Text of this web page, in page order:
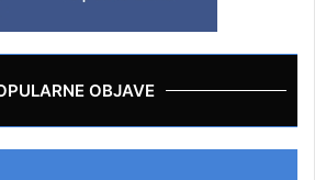
OBJAVE